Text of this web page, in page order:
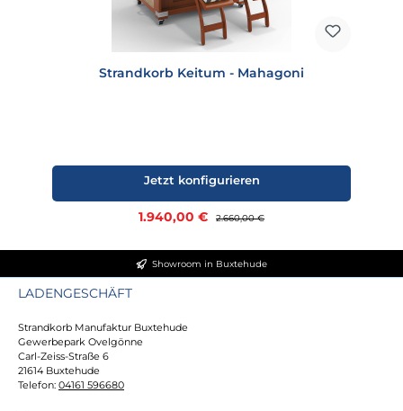
Strandkorb Keitum - Mahagoni
Verkaufspreis:
1.940,00 € Regulärer Preis:
2.660,00 €
Jetzt konfigurieren
Showroom in Buxtehude
LADENGESCHÄFT
Strandkorb Manufaktur Buxtehude
Gewerbepark Ovelgönne
Carl-Zeiss-Straße 6
21614 Buxtehude
Telefon: 04161 596680